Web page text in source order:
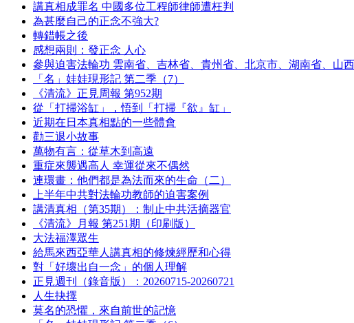
講真相成罪名 中國多位工程師律師遭枉判
為甚麼自己的正念不強大?
轉錯帳之後
感想兩則：發正念 人心
參與迫害法輪功 雲南省、吉林省、貴州省、北京市、湖南省、山
「名」娃娃現形記 第二季（7）
《清流》正見周報 第952期
從「打掃浴缸」，悟到「打掃『欲』缸」
近期在日本真相點的一些體會
勸三退小故事
萬物有言：從草木到高遠
重症來襲遇高人 幸運從來不偶然
連環畫：他們都是為法而來的生命（二）
上半年中共對法輪功教師的迫害案例
講清真相（第35期）：制止中共活摘器官
《清流》月報 第251期（印刷版）
大法福澤眾生
給馬來西亞華人講真相的修煉經歷和心得
對「好壞出自一念」的個人理解
正見週刊（錄音版）：20260715-20260721
人生抉擇
莫名的恐懼，來自前世的記憶